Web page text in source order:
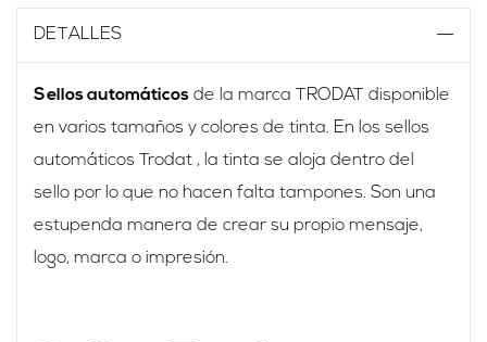
DETALLES
Sellos automáticos de la marca TRODAT disponible
en varios tamaños y colores de tinta. En los sellos
automáticos Trodat , la tinta se aloja dentro del
sello por lo que no hacen falta tampones. Son una
estupenda manera de crear su propio mensaje,
logo, marca o impresión.